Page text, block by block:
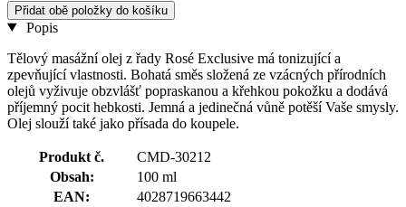
Přidat obě položky do košíku
Popis
Tělový masážní olej z řady Rosé Exclusive má tonizující a
zpevňující vlastnosti. Bohatá směs složená ze vzácných přírodních
olejů vyživuje obzvlášť popraskanou a křehkou pokožku a dodává
příjemný pocit hebkosti. Jemná a jedinečná vůně potěší Vaše smysly.
Olej slouží také jako přísada do koupele.
Produkt č.
CMD-30212
Obsah:
100 ml
EAN:
4028719663442